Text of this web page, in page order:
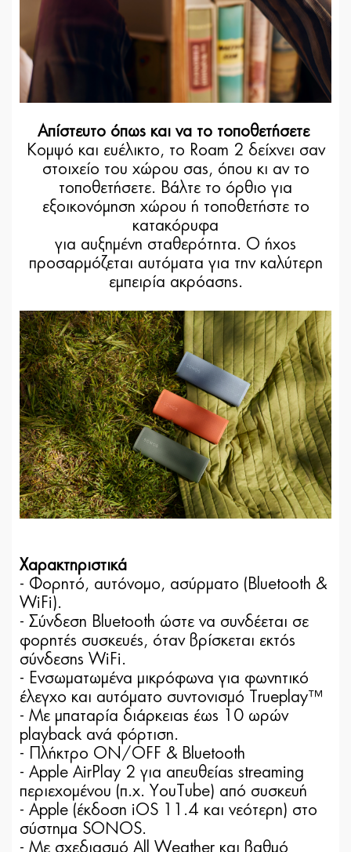
Απίστευτο όπως και να το τοποθετήσετε
Κομψό και ευέλικτο, το Roam 2 δείχνει σαν
στοιχείο του χώρου σας, όπου κι αν το
τοποθετήσετε. Βάλτε το όρθιο για
εξοικονόμηση χώρου ή τοποθετήστε το
κατακόρυφα
για αυξημένη σταθερότητα. Ο ήχος
προσαρμόζεται αυτόματα για την καλύτερη
εμπειρία ακρόασης.
Χαρακτηριστικά
- Φορητό, αυτόνομο, ασύρματο (Bluetooth &
WiFi).
- Σύνδεση Bluetooth ώστε να συνδέεται σε
φορητές συσκευές, όταν βρίσκεται εκτός
σύνδεσης WiFi.
- Eνσωματωμένα μικρόφωνα για φωνητικό
έλεγχο και αυτόματο συντονισμό Trueplay™
- Με μπαταρία διάρκειας έως 10 ωρών
playback ανά φόρτιση.
- Πλήκτρο ON/OFF & Βluetooth
- Apple AirPlay 2 για απευθείας streaming
περιεχομένου (π.χ. YouTube) από συσκευή
- Apple (έκδοση iOS 11.4 και νεότερη) στο
σύστημα SONOS.
- Με σχεδιασμό All Weather και βαθμό